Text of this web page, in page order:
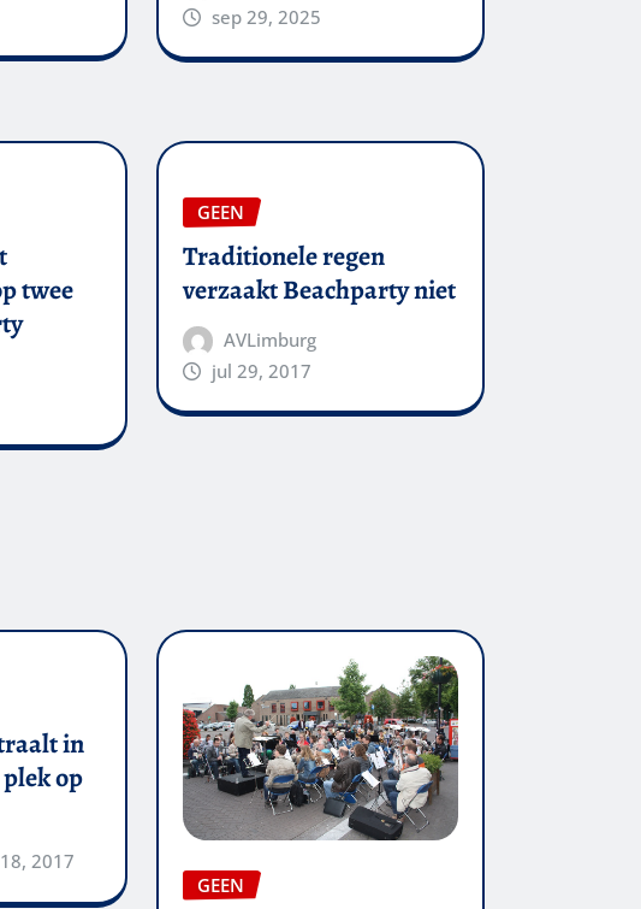
sep 29, 2025
twee
GEEN
Traditionele regen
verzaakt Beachparty niet
AVLimburg
jul 29, 2017
in
op
2017
GEEN